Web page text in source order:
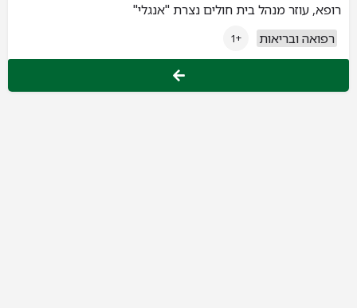
רופא, עוזר מנהל בית חולים נצרת "אנגלי"
רפואה ובריאות
+1